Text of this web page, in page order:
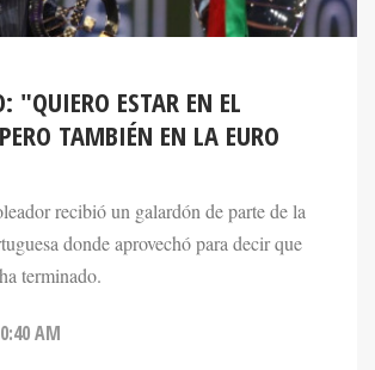
"QUIERO ESTAR EN EL
TAMBIÉN EN LA EURO
recibió un galardón de parte de la
donde aprovechó para decir que
terminado.
AM